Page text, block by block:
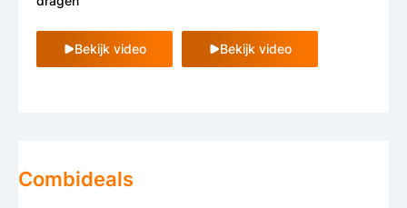
Combideals
Bekijk video Bekijk video